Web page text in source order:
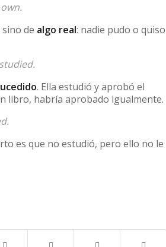
de algo real: nadie pudo o quiso
. Ella estudió y aprobó el
libro, habría aprobado igualmente.
es que no estudió, pero ello no le